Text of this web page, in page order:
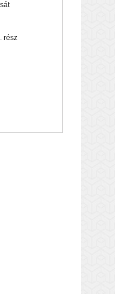
rész